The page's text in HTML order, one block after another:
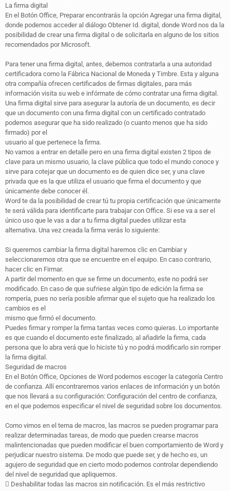
La firma digital
En el Botón Office, Preparar encontrarás la opción Agregar una firma digital,
donde podemos acceder al diálogo Obtener Id. digital, donde Word nos da la
posibilidad de crear una firma digital o de solicitarla en alguno de los sitios
recomendados por Microsoft.
Para tener una firma digital, antes, debemos contratarla a una autoridad
certificadora como la Fábrica Nacional de Moneda y Timbre. Esta y alguna
otra compañía ofrecen certificados de firmas digitales, para más
información visita su web e infórmate de cómo contratar una firma digital.
Una firma digital sirve para asegurar la autoría de un documento, es decir
que un documento con una firma digital con un certificado contratado
podemos asegurar que ha sido realizado (o cuanto menos que ha sido
firmado) por el
usuario al que pertenece la firma.
No vamos a entrar en detalle pero en una firma digital existen 2 tipos de
clave para un mismo usuario, la clave pública que todo el mundo conoce y
sirve para cotejar que un documento es de quien dice ser, y una clave
privada que es la que utiliza el usuario que firma el documento y que
únicamente debe conocer él.
Word te da la posibilidad de crear tú tu propia certificación que únicamente
te será válida para identificarte para trabajar con Office. Si ese va a ser el
único uso que le vas a dar a tu firma digital puedes utilizar esta
alternativa. Una vez creada la firma verás lo siguiente:
Si queremos cambiar la firma digital haremos clic en Cambiar y
seleccionaremos otra que se encuentre en el equipo. En caso contrario,
hacer clic en Firmar.
A partir del momento en que se firme un documento, este no podrá ser
modificado. En caso de que sufriese algún tipo de edición la firma se
rompería, pues no sería posible afirmar que el sujeto que ha realizado los
cambios es el
mismo que firmó el documento.
Puedes firmar y romper la firma tantas veces como quieras. Lo importante
es que cuando el documento este finalizado, al añadirle la firma, cada
persona que lo abra verá que lo hiciste tú y no podrá modificarlo sin romper
la firma digital.
Seguridad de macros
En el Botón Office, Opciones de Word podemos escoger la categoría Centro
de confianza. Allí encontraremos varios enlaces de información y un botón
que nos llevará a su configuración: Configuración del centro de confianza,
en el que podemos especificar el nivel de seguridad sobre los documentos.
Como vimos en el tema de macros, las macros se pueden programar para
realizar determinadas tareas, de modo que pueden crearse macros
malintencionadas que pueden modificar el buen comportamiento de Word y
perjudicar nuestro sistema. De modo que puede ser, y de hecho es, un
agujero de seguridad que en cierto modo podemos controlar dependiendo
del nivel de seguridad que apliquemos.
 Deshabilitar todas las macros sin notificación. Es el más restrictivo